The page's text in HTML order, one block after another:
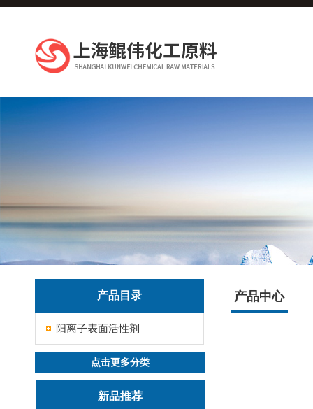
产品目录
阳离子表面活性剂
点击更多分类
新品推荐
产品中心